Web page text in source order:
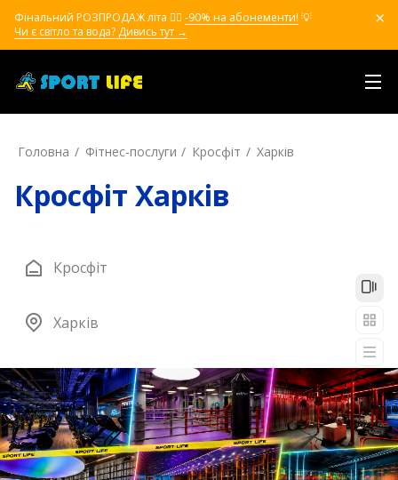
Фінальний РОЗПРОДАЖ літа ❤️‍🔥 -90% на абонементи! 💡
Чи є світло та вода? Дивись тут →
Головна Фітнес-послуги Кросфіт Харків
Кросфіт Харків
Кросфіт
Харків